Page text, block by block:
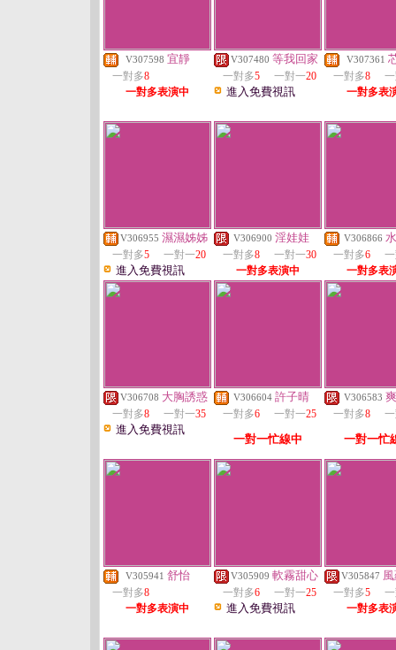
V307598 宜靜
一對多8
一對多表演中
V307480 等我回家
一對多5 一對一20
進入免費視訊
V307361
一對多8
一對多表
V306955 濕濕姊姊
一對多5 一對一20
進入免費視訊
V306900 淫娃娃
一對多8 一對一30
一對多表演中
V306866
一對多6
一對多表
V306708 大胸誘惑
一對多8 一對一35
進入免費視訊
V306604 許子晴
一對多6 一對一25
一對一忙線中
V306583
一對多8
一對一忙
V305941 舒怡
一對多8
一對多表演中
V305909 軟霧甜心
一對多6 一對一25
進入免費視訊
V305847
一對多5
一對多表